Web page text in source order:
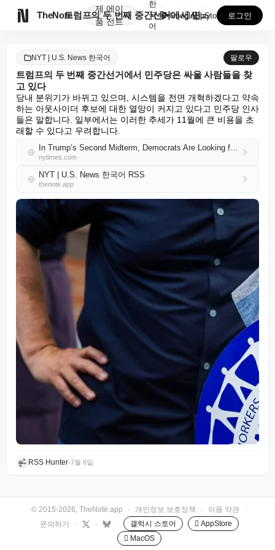
TheNote
제
품
에이
전트
트럼프의 두 번째 중간선거에서 민주당은 싸울 사람들을 ...
한
국
어
GooglePlay
AppStore 로그인
NYT | U.S. News 한국어 팔로우
트럼프의 두 번째 중간선거에서 민주당은 싸울 사람들을 찾
고 있다
당내 분위기가 바뀌고 있으며, 시스템을 전면 개혁하겠다고 약속
하는 아웃사이더 후보에 대한 열망이 커지고 있다고 민주당 인사
들은 말합니다. 일부에서는 이러한 추세가 11월에 큰 비용을 초
래할 수 있다고 우려합니다.
In Trump’s Second Midterm, Democrats Are Looking for Fighters
nytimes.com
NYT | U.S. News 한국어 RSS
thenote.app
RSS Hunter•7월 6일
© 2015-2026, TheNote.app · 개인정보 보호정책 · 이용 약관
·
문의하기
· · · 갤럭시 스토어
 AppStore
 MacOS